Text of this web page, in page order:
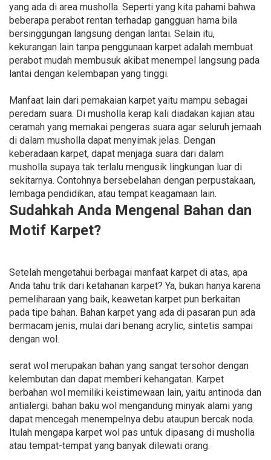
yang ada di area musholla. Seperti yang kita pahami bahwa
beberapa perabot rentan terhadap gangguan hama bila
bersinggungan langsung dengan lantai. Selain itu,
kekurangan lain tanpa penggunaan karpet adalah membuat
perabot mudah membusuk akibat menempel langsung pada
lantai dengan kelembapan yang tinggi.
Manfaat lain dari pemakaian karpet yaitu mampu sebagai
peredam suara. Di musholla kerap kali diadakan kajian atau
ceramah yang memakai pengeras suara agar seluruh jemaah
di dalam musholla dapat menyimak jelas. Dengan
keberadaan karpet, dapat menjaga suara dari dalam
musholla supaya tak terlalu mengusik lingkungan luar di
sekitarnya. Contohnya bersebelahan dengan perpustakaan,
lembaga pendidikan, atau tempat keagamaan lain.
Sudahkah Anda Mengenal Bahan dan
Motif Karpet?
Setelah mengetahui berbagai manfaat karpet di atas, apa
Anda tahu trik dari ketahanan karpet? Ya, bukan hanya karena
pemeliharaan yang baik, keawetan karpet pun berkaitan
pada tipe bahan. Bahan karpet yang ada di pasaran pun ada
bermacam jenis, mulai dari benang acrylic, sintetis sampai
dengan wol.
serat wol merupakan bahan yang sangat tersohor dengan
kelembutan dan dapat memberi kehangatan. Karpet
berbahan wol memiliki keistimewaan lain, yaitu antinoda dan
antialergi. bahan baku wol mengandung minyak alami yang
dapat mencegah menempelnya debu ataupun bercak noda.
Itulah mengapa karpet wol pas untuk dipasang di musholla
atau tempat-tempat yang banyak dilewati orang.